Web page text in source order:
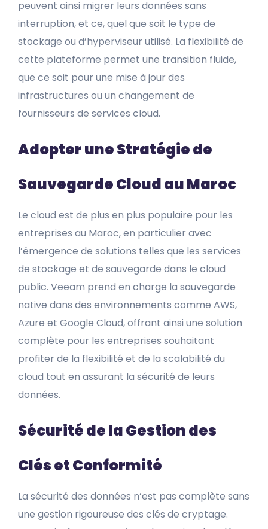
peuvent ainsi migrer leurs données sans
interruption, et ce, quel que soit le type de
stockage ou d’hyperviseur utilisé. La flexibilité de
cette plateforme permet une transition fluide,
que ce soit pour une mise à jour des
infrastructures ou un changement de
fournisseurs de services cloud.
Adopter une Stratégie de
Sauvegarde Cloud au Maroc
Le cloud est de plus en plus populaire pour les
entreprises au Maroc, en particulier avec
l’émergence de solutions telles que les services
de stockage et de sauvegarde dans le cloud
public. Veeam prend en charge la sauvegarde
native dans des environnements comme AWS,
Azure et Google Cloud, offrant ainsi une solution
complète pour les entreprises souhaitant
profiter de la flexibilité et de la scalabilité du
cloud tout en assurant la sécurité de leurs
données.
Sécurité de la Gestion des
Clés et Conformité
La sécurité des données n’est pas complète sans
une gestion rigoureuse des clés de cryptage.